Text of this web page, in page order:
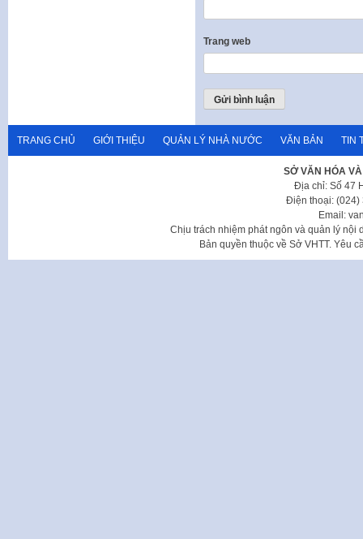
Trang web
TRANG CHỦ GIỚI THIỆU QUẢN LÝ NHÀ NƯỚC VĂN BẢN TIN
SỞ VĂN HÓA
Địa chỉ: Số 47
Điện thoại: (024)
Email:
Chịu trách nhiệm phát ngôn và quản lý nội
Bản quyền thuộc về Sở VHTT. Yêu